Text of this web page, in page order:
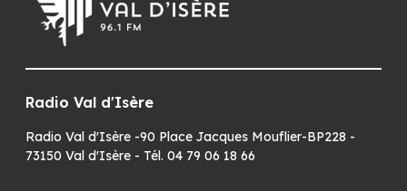
Radio Val d'Isère
Radio Val d'Isère -90 Place Jacques Mouflier-BP228 -
73150 Val d'Isère - Tél. 04 79 06 18 66